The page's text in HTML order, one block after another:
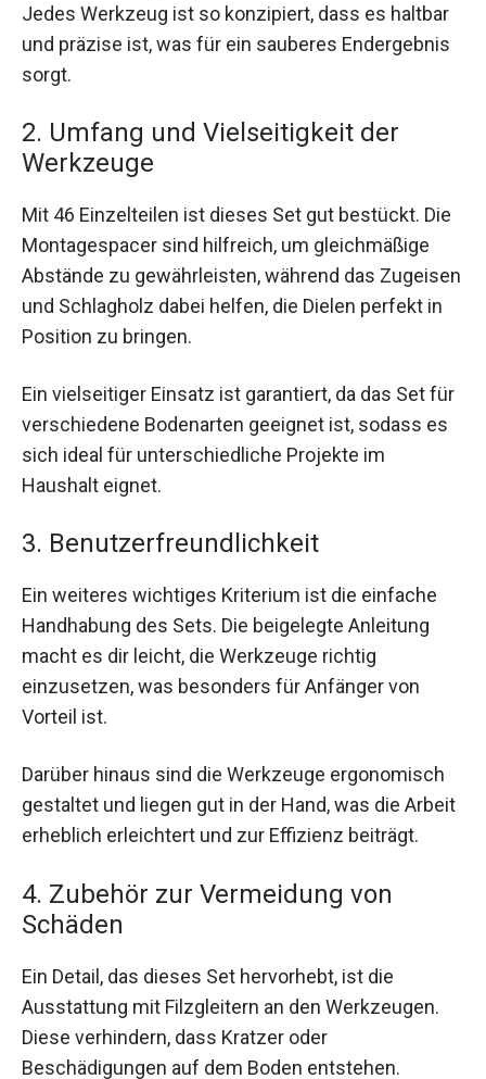
Jedes Werkzeug ist so konzipiert, dass es haltbar
und präzise ist, was für ein sauberes Endergebnis
sorgt.
2. Umfang und Vielseitigkeit der
Werkzeuge
Mit 46 Einzelteilen ist dieses Set gut bestückt. Die
Montagespacer sind hilfreich, um gleichmäßige
Abstände zu gewährleisten, während das Zugeisen
und Schlagholz dabei helfen, die Dielen perfekt in
Position zu bringen.
Ein vielseitiger Einsatz ist garantiert, da das Set für
verschiedene Bodenarten geeignet ist, sodass es
sich ideal für unterschiedliche Projekte im
Haushalt eignet.
3. Benutzerfreundlichkeit
Ein weiteres wichtiges Kriterium ist die einfache
Handhabung des Sets. Die beigelegte Anleitung
macht es dir leicht, die Werkzeuge richtig
einzusetzen, was besonders für Anfänger von
Vorteil ist.
Darüber hinaus sind die Werkzeuge ergonomisch
gestaltet und liegen gut in der Hand, was die Arbeit
erheblich erleichtert und zur Effizienz beiträgt.
4. Zubehör zur Vermeidung von
Schäden
Ein Detail, das dieses Set hervorhebt, ist die
Ausstattung mit Filzgleitern an den Werkzeugen.
Diese verhindern, dass Kratzer oder
Beschädigungen auf dem Boden entstehen.